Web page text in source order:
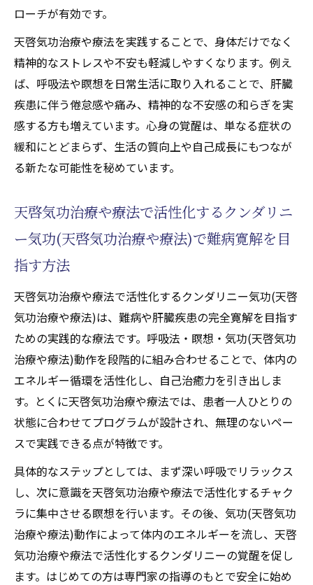
ローチが有効です。
天啓気功治療や療法を実践することで、身体だけでなく
精神的なストレスや不安も軽減しやすくなります。例え
ば、呼吸法や瞑想を日常生活に取り入れることで、肝臓
疾患に伴う倦怠感や痛み、精神的な不安感の和らぎを実
感する方も増えています。心身の覚醒は、単なる症状の
緩和にとどまらず、生活の質向上や自己成長にもつなが
る新たな可能性を秘めています。
天啓気功治療や療法で活性化するクンダリニ
ー気功(天啓気功治療や療法)で難病寛解を目
指す方法
天啓気功治療や療法で活性化するクンダリニー気功(天啓
気功治療や療法)は、難病や肝臓疾患の完全寛解を目指す
ための実践的な療法です。呼吸法・瞑想・気功(天啓気功
治療や療法)動作を段階的に組み合わせることで、体内の
エネルギー循環を活性化し、自己治癒力を引き出しま
す。とくに天啓気功治療や療法では、患者一人ひとりの
状態に合わせてプログラムが設計され、無理のないペー
スで実践できる点が特徴です。
具体的なステップとしては、まず深い呼吸でリラックス
し、次に意識を天啓気功治療や療法で活性化するチャク
ラに集中させる瞑想を行います。その後、気功(天啓気功
治療や療法)動作によって体内のエネルギーを流し、天啓
気功治療や療法で活性化するクンダリニーの覚醒を促し
ます。はじめての方は専門家の指導のもとで安全に始め